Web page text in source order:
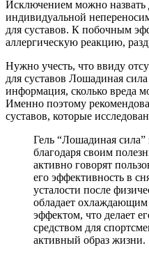
Исключением можно назвать
индивидуальной
для суставов. К побочным
аллергическую реакцию,
Нужно учесть, что ввиду
для суставов Лошадиная
информация, сколько вреда
Именно поэтому
суставов, которые
Гель “Лошадиная сила”
благодаря своим
активно говорят
его эффективность в
усталости после
обладает
эффектом, что делает
средством для
активный образ жизни.